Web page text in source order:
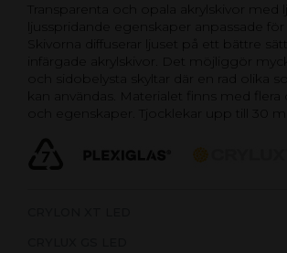
Transparenta och opala akrylskivor med
ljusspridande egenskaper anpassade för
Skivorna diffuserar ljuset på ett bättre
infärgade akrylskivor. Det möjliggör
och sidobelysta skyltar där en rad olika
kan användas. Materialet finns med flera
och egenskaper. Tjocklekar upp till 30